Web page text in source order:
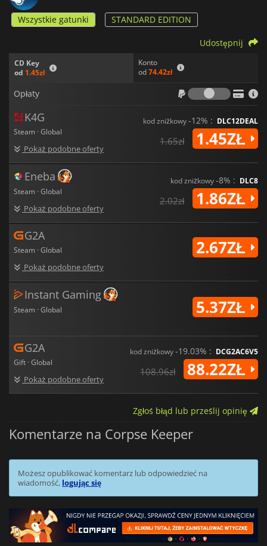
Wszystkie gatunki STANDARD EDITION
CD Key
od 1.45zł
Konto
od74.42zł
Udostępnij
Opłaty
Opłaty
K4G
Steam · Global
Pokaż podobne oferty
kod zniżkowy-12% : DLC12DEAL
1.65zł 1.45ZŁ
Eneba
Steam · Global
Pokaż podobne oferty
kod zniżkowy-8% : DLC8
2.02zł 1.86ZŁ
G2A
Steam · Global
Pokaż podobne oferty
2.67ZŁ
Instant Gaming
Steam · Global 5.37ZŁ
G2A
Gift · Global
Pokaż podobne oferty
kod zniżkowy-19.03% : DCG2AC6V5
108.96zł 88.22ZŁ
Zgłoś błąd lub prześlij opinię
Komentarze na Corpse Keeper
Możesz opublikować komentarz lub odpowiedzieć na
wiadomość, logując się